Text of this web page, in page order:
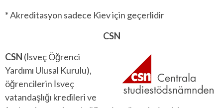
* Akreditasyon sadece Kiev için geçerlidir
CSN
CSN (İsveç Öğrenci
Yardımı Ulusal Kurulu),
öğrencilerin İsveç
vatandaşlığı kredileri ve